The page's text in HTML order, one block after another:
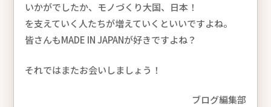
いかがでしたか、モノづくり大国、日本！
を支えていく人たちが増えていくといいですよね。
皆さんもMADE IN JAPANが好きですよね？
それではまたお会いしましょう！
ブログ編集部